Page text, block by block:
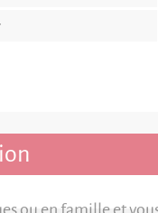
ou en famille et